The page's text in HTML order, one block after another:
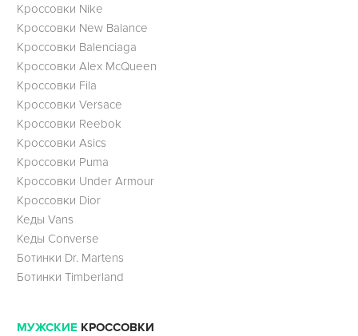
Кроссовки Nike
Кроссовки New Balance
Кроссовки Balenciaga
Кроссовки Alex McQueen
Кроссовки Fila
Кроссовки Versace
Кроссовки Reebok
Кроссовки Asics
Кроссовки Puma
Кроссовки Under Armour
Кроссовки Dior
Кеды Vans
Кеды Converse
Ботинки Dr. Martens
Ботинки Timberland
МУЖСКИЕ КРОССОВКИ